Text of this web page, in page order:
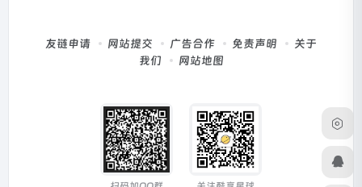
友链申请 网站提交 广告合作 免责声明
关于
我们
网站地图